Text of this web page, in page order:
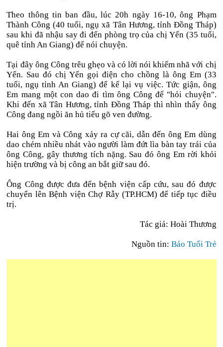
Theo thông tin ban đầu, lúc 20h ngày 16-10, ông Phạm
Thành Công (40 tuổi, ngụ xã Tân Hương, tỉnh Đồng Tháp)
sau khi đã nhậu say đi đến phòng trọ của chị Yến (35 tuổi,
quê tỉnh An Giang) để nói chuyện.
Tại đây ông Công trêu ghẹo và có lời nói khiếm nhã với chị
Yến. Sau đó chị Yến gọi điện cho chồng là ông Em (33
tuổi, ngụ tỉnh An Giang) để kể lại vụ việc. Tức giận, ông
Em mang một con dao đi tìm ông Công để "hỏi chuyện".
Khi đến xã Tân Hương, tỉnh Đồng Tháp thì nhìn thấy ông
Công đang ngồi ăn hủ tiếu gõ ven đường.
Hai ông Em và Công xảy ra cự cãi, dẫn đến ông Em dùng
dao chém nhiều nhát vào người làm đứt lìa bàn tay trái của
ông Công, gây thương tích nặng. Sau đó ông Em rời khỏi
hiện trường và bị công an bắt giữ sau đó.
Ông Công được đưa đến bệnh viện cấp cứu, sau đó được
chuyển lên Bệnh viện Chợ Rẫy (TP.HCM) để tiếp tục điều
trị.
Tác giả: Hoài Thương
Nguồn tin: Báo Tuổi Trẻ